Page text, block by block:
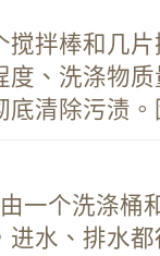
拌棒和几
度、洗涤物
底清除污渍。
一个洗涤桶
水、排水